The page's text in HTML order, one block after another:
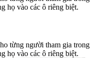
họ vào các ô riêng biệt.
từng người tham gia trong
họ vào các ô riêng biệt.